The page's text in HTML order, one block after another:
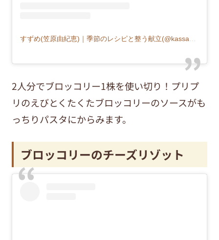
2人分でブロッコリー1株を使い切り！プリプ
リのえびとくたくたブロッコリーのソースがも
っちりパスタにからみます。
ブロッコリーのチーズリゾット